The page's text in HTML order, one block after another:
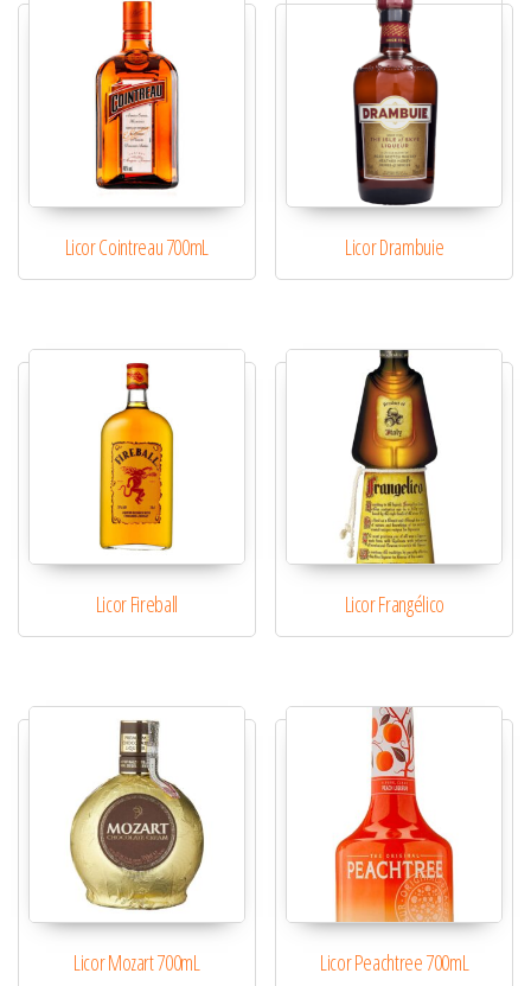
Licor Cointreau 700mL Licor Drambuie
Licor Fireball Licor Frangélico
Licor Mozart 700mL Licor Peachtree 700mL